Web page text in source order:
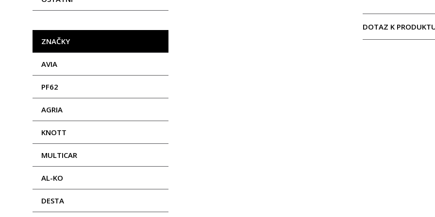
ZNAČKY
AVIA
PF62
AGRIA
KNOTT
MULTICAR
AL-KO
DESTA
DOTAZ K